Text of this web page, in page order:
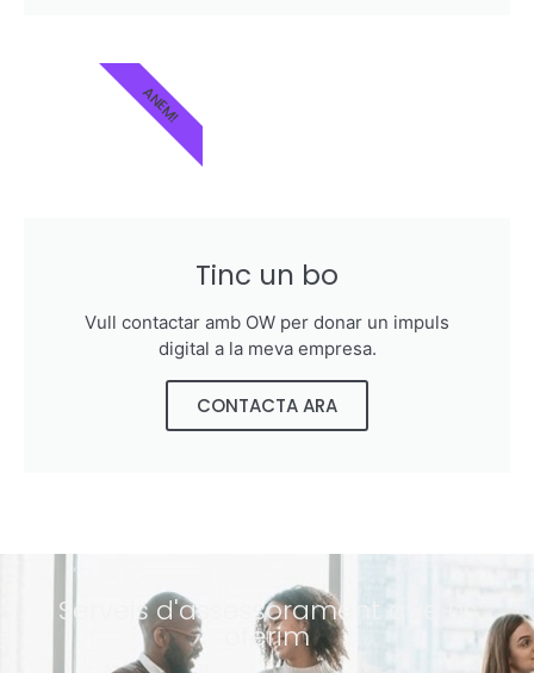
Tinc un bo
Vull contactar amb OW per donar un impuls
digital a la meva empresa.
CONTACTA ARA
ANEM!
Serveis d'assessorament que us
oferim